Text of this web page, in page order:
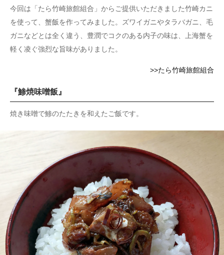
今回は「たら竹崎旅館組合」からご提供いただきました竹崎カニ
を使って、蟹飯を作ってみました。ズワイガニやタラバガニ、毛
ガニなどとは全く違う、豊潤でコクのある内子の味は、上海蟹を
軽く凌ぐ強烈な旨味がありました。
>>たら竹崎旅館組合
『鯵焼味噌飯』
焼き味噌で鯵のたたきを和えたご飯です。